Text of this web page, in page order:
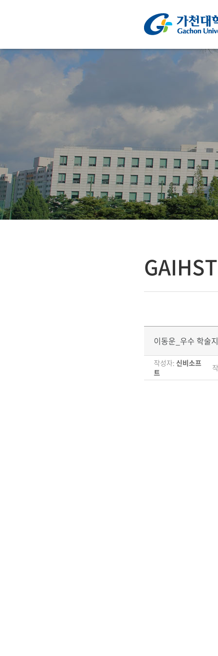
이동운_우수 학술
작성자: 신비소프
트